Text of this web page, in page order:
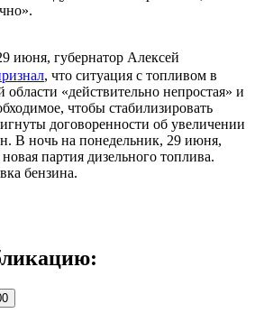
июня, губернатор Алексей
, что ситуация с топливом в
«действительно непростая» и
чтобы стабилизировать
договоренности об увеличении
В ночь на понедельник, 29 июня,
партия дизельного топлива.
бензина.